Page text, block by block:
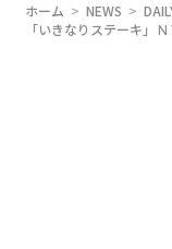
ホーム NEWS
「いきなりステーキ」